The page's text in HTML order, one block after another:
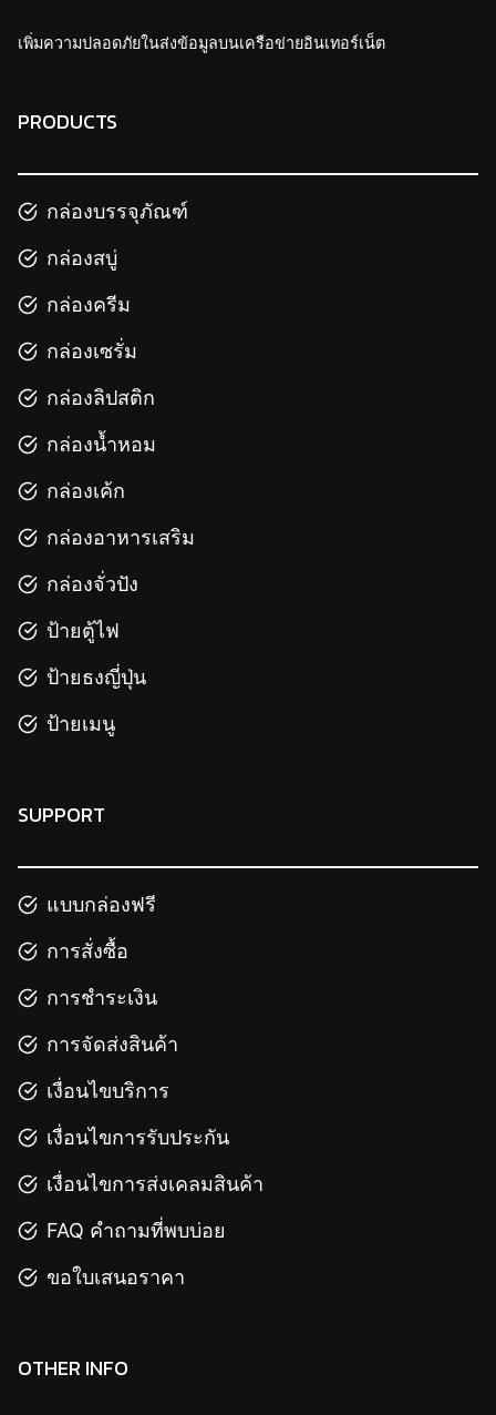
เพิ่มความปลอดภัยในส่งข้อมูลบนเครือข่ายอินเทอร์เน็ต
PRODUCTS
กล่องบรรจุภัณฑ์
กล่องสบู่
กล่องครีม
กล่องเซรั่ม
กล่องลิปสติก
กล่องน้ำหอม
กล่องเค้ก
กล่องอาหารเสริม
กล่องจั่วปัง
ป้ายตู้ไฟ
ป้ายธงญี่ปุ่น
ป้ายเมนู
SUPPORT
แบบกล่องฟรี
การสั่งซื้อ
การชำระเงิน
การจัดส่งสินค้า
เงื่อนไขบริการ
เงื่อนไขการรับประกัน
เงื่อนไขการส่งเคลมสินค้า
FAQ คำถามที่พบบ่อย
ขอใบเสนอราคา
OTHER INFO